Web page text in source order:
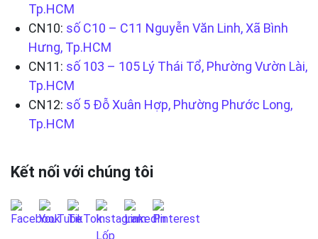
Tp.HCM
CN10: số C10 – C11 Nguyễn Văn Linh, Xã Bình
Hưng, Tp.HCM
CN11: số 103 – 105 Lý Thái Tổ, Phường Vườn Lài,
Tp.HCM
CN12: số 5 Đỗ Xuân Hợp, Phường Phước Long,
Tp.HCM
Kết nối với chúng tôi